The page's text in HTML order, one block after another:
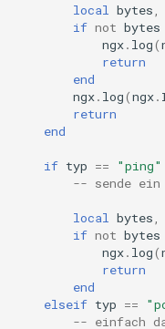
encrypted-session
error-log-write
execute
fips-check
protocol.send_frame
Automatische
Fehlerprotokollierung
local bytes
if not bytes
ngx. log(
return
end
ngx. log(ngx.
return
end
if typ == "ping"
-- sende ein
local bytes
if not bytes
ngx. log(
return
end
elseif typ ==
-- einfach